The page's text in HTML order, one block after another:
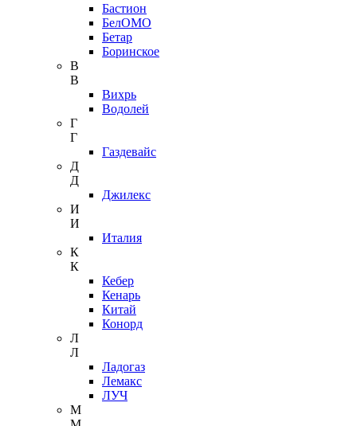
Бастион
БелОМО
Бетар
Боринское
В
В
Вихрь
Водолей
Г
Г
Газдевайс
Д
Д
Джилекс
И
И
Италия
К
К
Кебер
Кенарь
Китай
Конорд
Л
Л
Ладогаз
Лемакс
ЛУЧ
М